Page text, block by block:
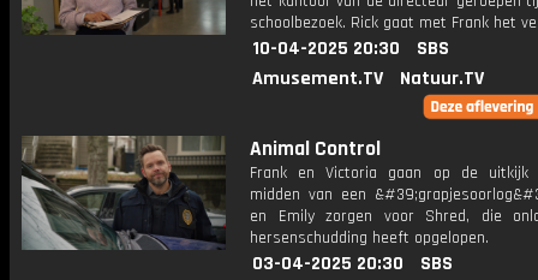
schoolbezoek. Rick gaat met Frank het
10-04-2025 20:30
SBS
Amusement.TV
Natuur.TV
Animal Control
Frank en Victoria gaan op de
midden van een
en Emily zorgen voor Shred, die
hersenschudding heeft opgelopen.
03-04-2025 20:30
SBS